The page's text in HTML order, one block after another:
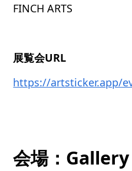
FINCH ARTS
展覧会URL
https://artsticker.app/
会場：